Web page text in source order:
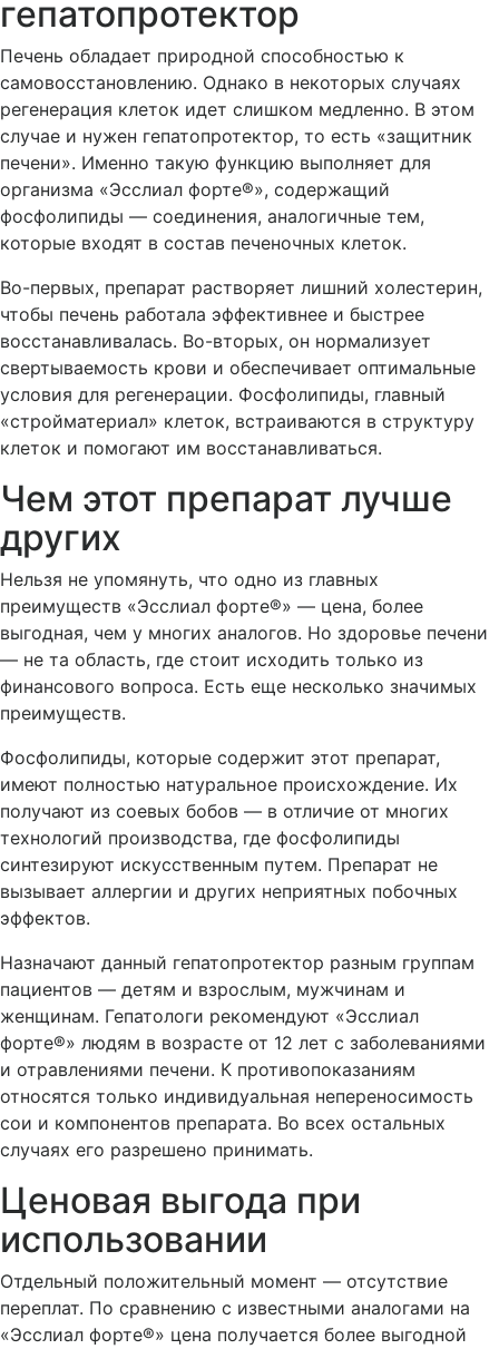
гепатопротектор
Печень обладает природной способностью к
самовосстановлению. Однако в некоторых случаях
регенерация клеток идет слишком медленно. В этом
случае и нужен гепатопротектор, то есть «защитник
печени». Именно такую функцию выполняет для
организма «Эсслиал форте®», содержащий
фосфолипиды — соединения, аналогичные тем,
которые входят в состав печеночных клеток.
Во-первых, препарат растворяет лишний холестерин,
чтобы печень работала эффективнее и быстрее
восстанавливалась. Во-вторых, он нормализует
свертываемость крови и обеспечивает оптимальные
условия для регенерации. Фосфолипиды, главный
«стройматериал» клеток, встраиваются в структуру
клеток и помогают им восстанавливаться.
Чем этот препарат лучше
других
Нельзя не упомянуть, что одно из главных
преимуществ «Эсслиал форте®» — цена, более
выгодная, чем у многих аналогов. Но здоровье печени
— не та область, где стоит исходить только из
финансового вопроса. Есть еще несколько значимых
преимуществ.
Фосфолипиды, которые содержит этот препарат,
имеют полностью натуральное происхождение. Их
получают из соевых бобов — в отличие от многих
технологий производства, где фосфолипиды
синтезируют искусственным путем. Препарат не
вызывает аллергии и других неприятных побочных
эффектов.
Назначают данный гепатопротектор разным группам
пациентов — детям и взрослым, мужчинам и
женщинам. Гепатологи рекомендуют «Эсслиал
форте®» людям в возрасте от 12 лет с заболеваниями
и отравлениями печени. К противопоказаниям
относятся только индивидуальная непереносимость
сои и компонентов препарата. Во всех остальных
случаях его разрешено принимать.
Ценовая выгода при
использовании
Отдельный положительный момент — отсутствие
переплат. По сравнению с известными аналогами на
«Эсслиал форте®» цена получается более выгодной